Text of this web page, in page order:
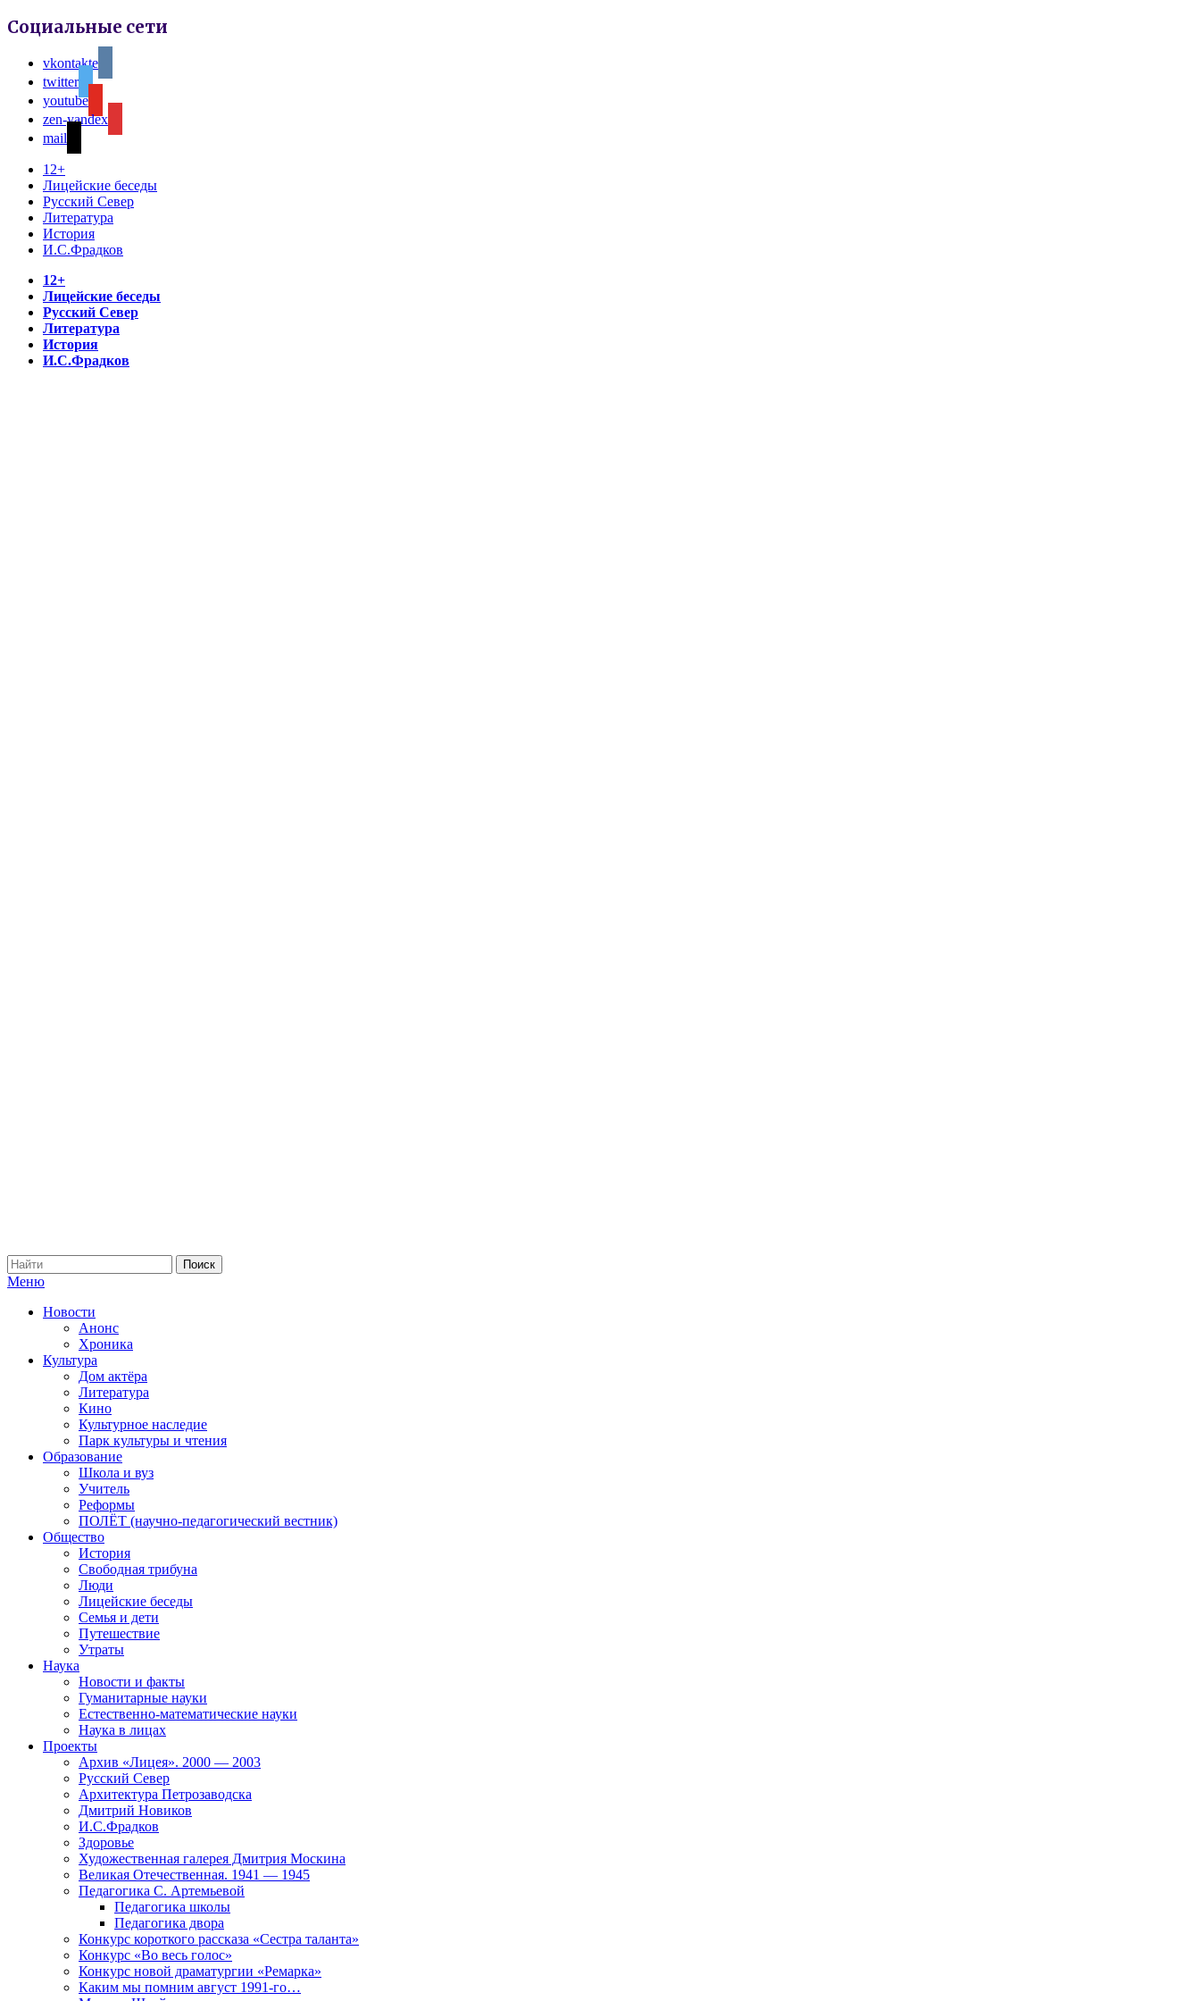
Социальные сети
vkontakte
twitter
youtube
zen-yandex
mail
12+
Лицейские беседы
Русский Север
Литература
История
И.С.Фрадков
12+
Лицейские беседы
Русский Север
Литература
История
И.С.Фрадков
Меню
Новости
Анонс
Хроника
Культура
Дом актёра
Литература
Кино
Культурное наследие
Парк культуры и чтения
Образование
Школа и вуз
Учитель
Реформы
ПОЛЁТ (научно-педагогический вестник)
Общество
История
Свободная трибуна
Люди
Лицейские беседы
Семья и дети
Путешествие
Утраты
Наука
Новости и факты
Гуманитарные науки
Естественно-математические науки
Наука в лицах
Проекты
Архив «Лицея». 2000 — 2003
Русский Север
Архитектура Петрозаводска
Дмитрий Новиков
И.С.Фрадков
Здоровье
Художественная галерея Дмитрия Москина
Великая Отечественная. 1941 — 1945
Педагогика С. Артемьевой
Педагогика школы
Педагогика двора
Конкурс короткого рассказа «Сестра таланта»
Конкурс «Во весь голос»
Конкурс новой драматургии «Ремарка»
Каким мы помним август 1991-го…